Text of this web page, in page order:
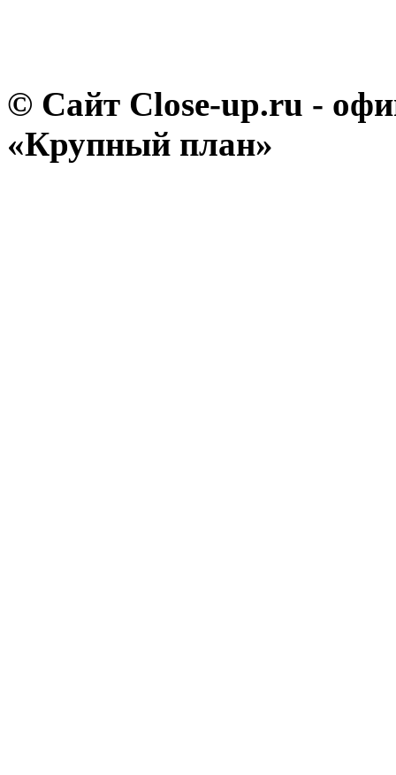
© Сайт Close-up.ru -
«Крупный план»